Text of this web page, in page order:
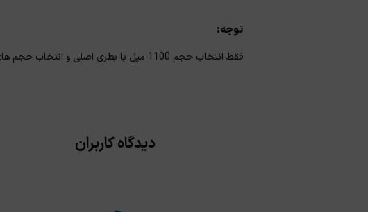
توجه:
فقط انتخاب حجم 1100 میل با بطری اصلی و انتخاب حجم های کمتر از ان با ظرف های جار متفرقه (بصورت میلی گرم) ارسال میگردد.
دیدگاه کاربران